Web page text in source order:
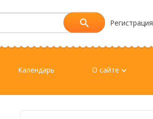
Регистрация
Календарь О сайте keyboard_arrow_down